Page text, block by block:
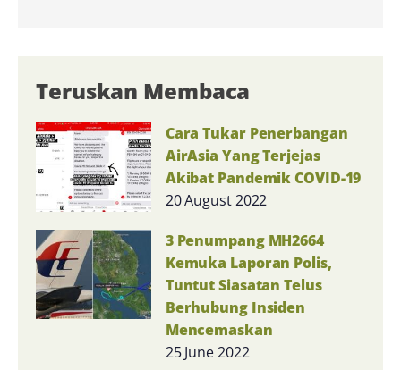
Teruskan Membaca
Cara Tukar Penerbangan
AirAsia Yang Terjejas
Akibat Pandemik COVID-19
20 August 2022
3 Penumpang MH2664
Kemuka Laporan Polis,
Tuntut Siasatan Telus
Berhubung Insiden
Mencemaskan
25 June 2022